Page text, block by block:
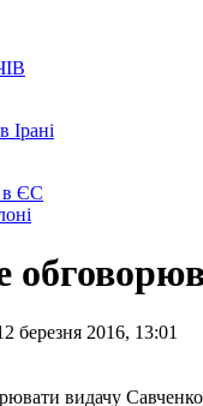
Ірані
в ЄС
березня 2016, 13:01